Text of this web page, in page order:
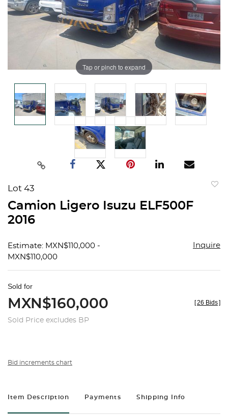
Tap or pinch to expand
Lot 43
Camion Ligero Isuzu ELF500F
2016
Estimate: MXN$110,000 -
MXN$110,000
Inquire
Sold for
MXN$160,000
Sold Price excludes BP
[26 Bids]
Bid increments chart
Item Description Payments Shipping Info